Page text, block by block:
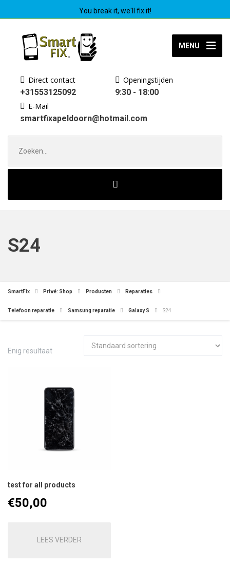
You break it, we'll fix it!
MENU
Direct contact
+31553125092
Openingstijden
9:30 - 18:00
E-Mail
smartfixapeldoorn@hotmail.com
naar:
S24
SmartFix Privé: Shop Producten Reparaties
Telefoon reparatie Samsung reparatie Galaxy S S24
Enig resultaat
test for all products
€50,00
LEES VERDER